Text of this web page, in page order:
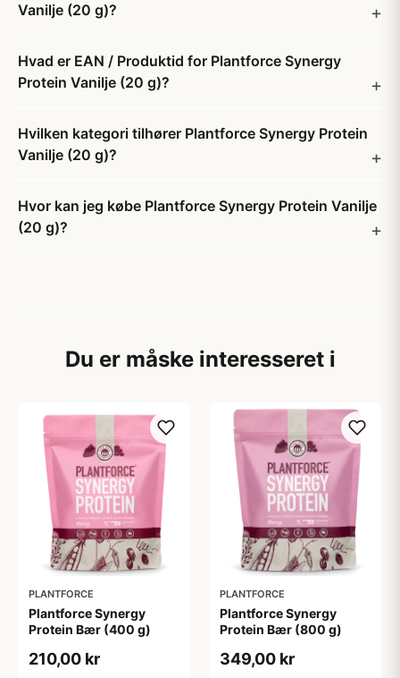
Vanilje (20 g)?
Hvad er EAN / Produktid for Plantforce Synergy
Protein Vanilje (20 g)?
Hvilken kategori tilhører Plantforce Synergy Protein
Vanilje (20 g)?
Hvor kan jeg købe Plantforce Synergy Protein Vanilje
(20 g)?
Du er måske interesseret i
PLANTFORCE
Plantforce Synergy
Protein Bær (400 g)
210,00 kr
PLANTFORCE
Plantforce Synergy
Protein Bær (800 g)
349,00 kr